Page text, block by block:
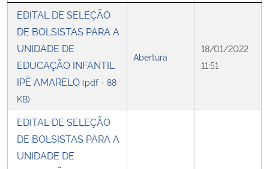
Secretaria-Geral
Secretaria de Governo
Gabinete de Segurança Institucional
Advocacia-Geral da União
Banco Central do Brasil
EDITAL DE SELEÇÃO
DE BOLSISTAS PARA A
UNIDADE DE
EDUCAÇÃO INFANTIL
IPÊ AMARELO (pdf - 88
KB)
Abertura
18/01/2022
11:51
EDITAL DE SELEÇÃO
DE BOLSISTAS PARA A
UNIDADE DE